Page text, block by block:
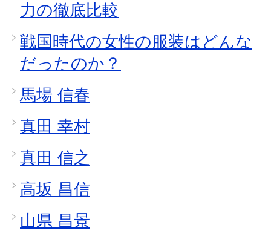
力の徹底比較
戦国時代の女性の服装はどんな
だったのか？
馬場 信春
真田 幸村
真田 信之
高坂 昌信
山県 昌景